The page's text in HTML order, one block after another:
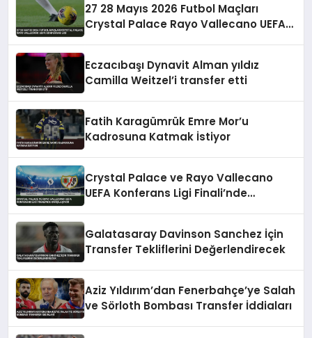
27 28 Mayıs 2026 Futbol Maçları
Crystal Palace Rayo Vallecano UEFA
Eczacıbaşı Dynavit Alman yıldız
Camilla Weitzel’i transfer etti
Fatih Karagümrük Emre Mor’u
Kadrosuna Katmak İstiyor
Crystal Palace ve Rayo Vallecano
UEFA Konferans Ligi Finali’nde
Galatasaray Davinson Sanchez İçin
Transfer Tekliflerini Değerlendirecek
Aziz Yıldırım’dan Fenerbahçe’ye Salah
ve Sörloth Bombası Transfer İddiaları